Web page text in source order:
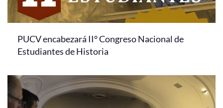
PUCV encabezará II° Congreso Nacional de
Estudiantes de Historia